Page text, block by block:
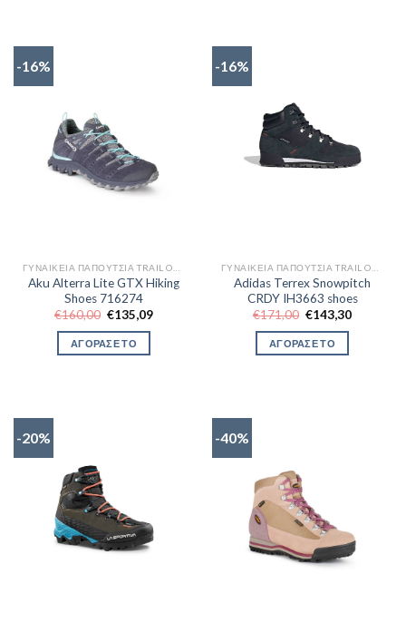
-16%
Aku Alterra Lite GTX Hiking
Shoes 716274
€160,00 Original
was:
€160,00.
€135,09Η
ΑΓΟΡΑΣΕ ΤΟ
-16%
Adidas Terrex Snowpitch
CRDY IH3663 shoes
€171,00 Original
was:
€171,00.
€143,30Η
ΑΓΟΡΑΣΕ ΤΟ
-20% -40%